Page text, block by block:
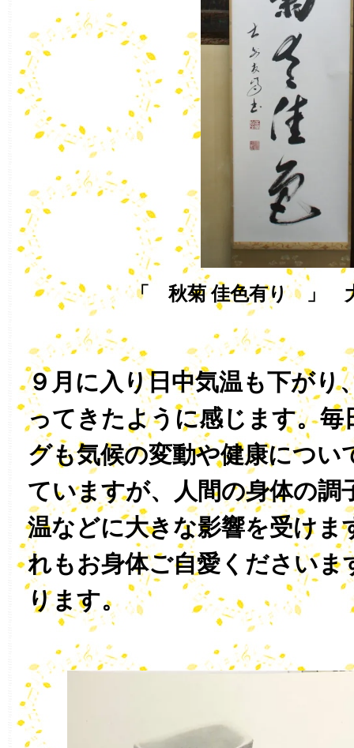
「 秋菊 佳色有り 」
９月に入り日中気温も下がり
ってきたように感じます。毎
グも気候の変動や健康につい
ていますが、人間の身体の調
温などに大きな影響を受けま
れもお身体ご自愛くださいま
ります。